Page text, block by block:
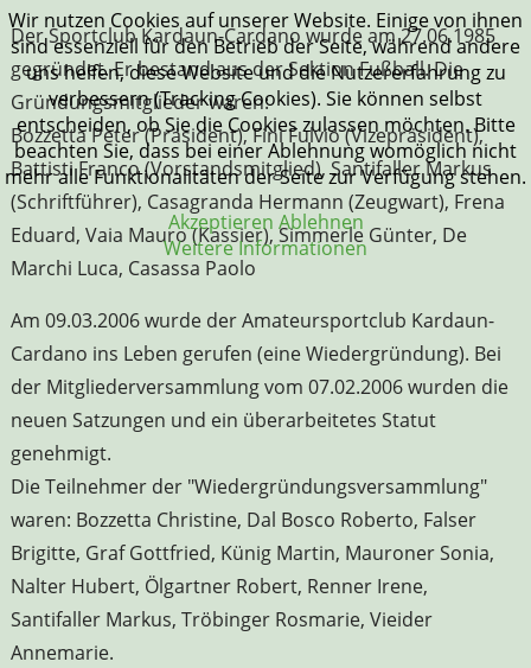
Der Sportclub Kardaun-Cardano wurde am 27.06.1985
gegründet. Er bestand aus der Sektion Fußball. Die
Gründungsmitglieder waren:
Bozzetta Peter (Präsident), Fini Fulvio (Vizepräsident),
Battisti Franco (Vorstandsmitglied), Santifaller Markus
(Schriftführer), Casagranda Hermann (Zeugwart), Frena
Eduard, Vaia Mauro (Kassier), Simmerle Günter, De
Marchi Luca, Casassa Paolo
Am 09.03.2006 wurde der Amateursportclub Kardaun-
Cardano ins Leben gerufen (eine Wiedergründung). Bei
der Mitgliederversammlung vom 07.02.2006 wurden die
neuen Satzungen und ein überarbeitetes Statut
genehmigt.
Die Teilnehmer der "Wiedergründungsversammlung"
waren: Bozzetta Christine, Dal Bosco Roberto, Falser
Brigitte, Graf Gottfried, Künig Martin, Mauroner Sonia,
Nalter Hubert, Ölgartner Robert, Renner Irene,
Santifaller Markus, Tröbinger Rosmarie, Vieider
Annemarie.
Wir nutzen Cookies auf unserer Website. Einige von ihnen
sind essenziell für den Betrieb der Seite, während andere
uns helfen, diese Website und die Nutzererfahrung zu
verbessern (Tracking Cookies). Sie können selbst
entscheiden, ob Sie die Cookies zulassen möchten. Bitte
beachten Sie, dass bei einer Ablehnung womöglich nicht
mehr alle Funktionalitäten der Seite zur Verfügung stehen.
Akzeptieren Ablehnen
Weitere Informationen